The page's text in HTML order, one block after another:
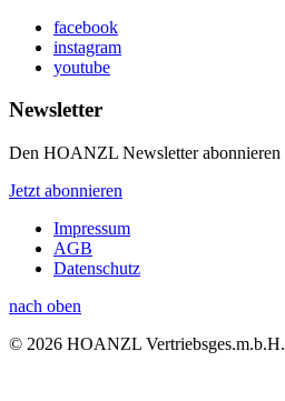
facebook
instagram
youtube
Newsletter
Den HOANZL Newsletter abonnieren
Jetzt abonnieren
Impressum
AGB
Datenschutz
nach oben
© 2026 HOANZL Vertriebsges.m.b.H.